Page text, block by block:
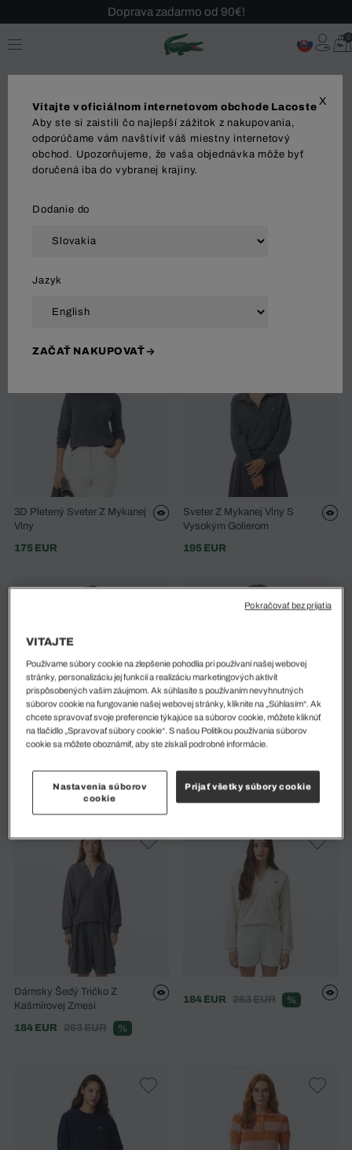
Sezónny výpredaj až -40 %!
Bezplatné vrátenie!
0
Svetre
82 Výsledok
3D Pletený Sveter Z Mykanej
Vlny
175 EUR
Sveter Z Mykanej Vlny S
Vysokým Golierom
195 EUR
Sveter Z Mykanej Vlny S
195 EUR
Dámsky Classic Fit Sveter S
184 EUR 263 EUR %
Dámsky Šedý Tričko Z
Kašmírovej Zmesi
184 EUR
263 EUR %
184 EUR 263 EUR %
X
Vitajte v oficiálnom internetovom obchode Lacoste
Aby ste si zaistili čo najlepší zážitok z nakupovania,
odporúčame vám navštíviť váš miestny internetový
obchod. Upozorňujeme, že vaša objednávka môže byť
doručená iba do vybranej krajiny.
Dodanie do
Jazyk
ZAČAŤ NAKUPOVAŤ
VITAJTE
Používame súbory cookie na zlepšenie pohodlia pri používaní našej webovej
stránky, personalizáciu jej funkcií a realizáciu marketingových aktivít
prispôsobených vašim záujmom. Ak súhlasíte s používaním nevyhnutných
súborov cookie na fungovanie našej webovej stránky, kliknite na „Súhlasím“. Ak
chcete spravovať svoje preferencie týkajúce sa súborov cookie, môžete kliknúť
na tlačidlo „Spravovať súbory cookie“. S našou Politikou používania súborov
cookie sa môžete oboznámiť, aby ste získali podrobné informácie.
Nastavenia súborov
cookie
Prijať všetky súbory cookie
Pokračovať bez prijatia